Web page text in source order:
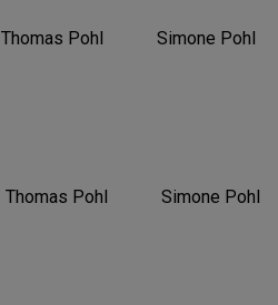
Thomas Pohl Simone Pohl
Thomas Pohl Simone Pohl